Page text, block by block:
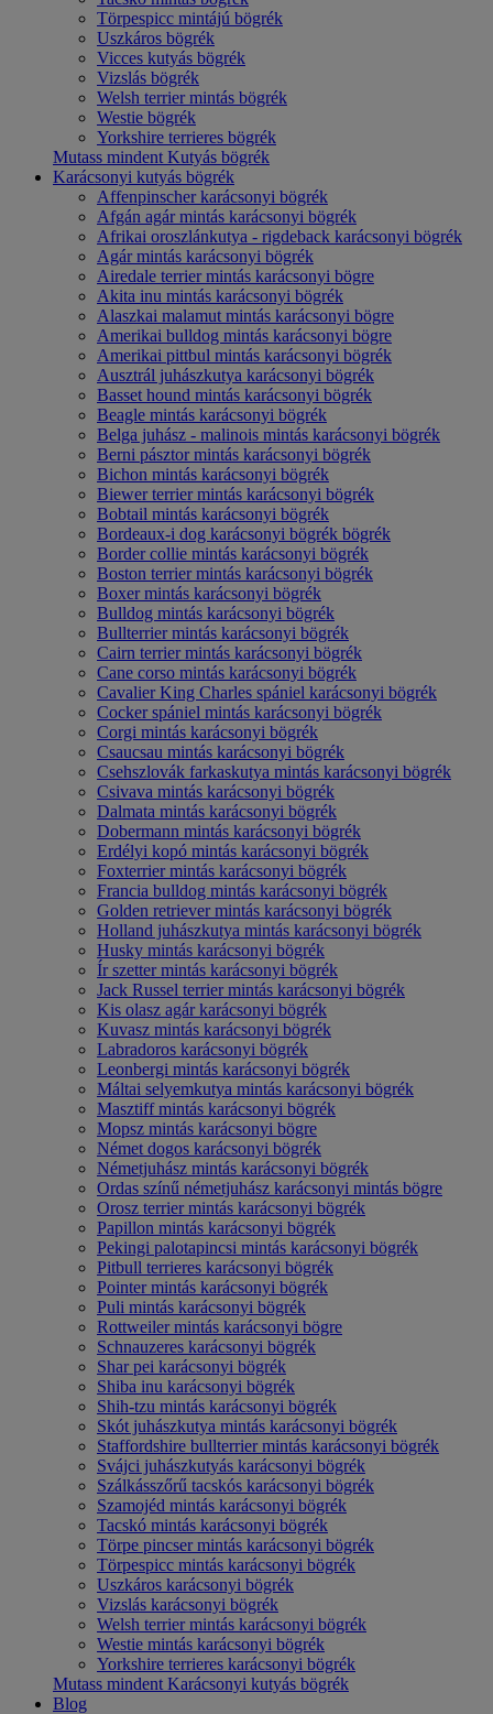
Törpespicc mintájú bögrék
Uszkáros bögrék
Vicces kutyás bögrék
Vizslás bögrék
Welsh terrier mintás bögrék
Westie bögrék
Yorkshire terrieres bögrék
Mutass mindent Kutyás bögrék
Karácsonyi kutyás bögrék
Affenpinscher karácsonyi bögrék
Afgán agár mintás karácsonyi bögrék
Afrikai oroszlánkutya - rigdeback karácsonyi bögrék
Agár mintás karácsonyi bögrék
Airedale terrier mintás karácsonyi bögre
Akita inu mintás karácsonyi bögrék
Alaszkai malamut mintás karácsonyi bögre
Amerikai bulldog mintás karácsonyi bögre
Amerikai pittbul mintás karácsonyi bögrék
Ausztrál juhászkutya karácsonyi bögrék
Basset hound mintás karácsonyi bögrék
Beagle mintás karácsonyi bögrék
Belga juhász - malinois mintás karácsonyi bögrék
Berni pásztor mintás karácsonyi bögrék
Bichon mintás karácsonyi bögrék
Biewer terrier mintás karácsonyi bögrék
Bobtail mintás karácsonyi bögrék
Bordeaux-i dog karácsonyi bögrék bögrék
Border collie mintás karácsonyi bögrék
Boston terrier mintás karácsonyi bögrék
Boxer mintás karácsonyi bögrék
Bulldog mintás karácsonyi bögrék
Bullterrier mintás karácsonyi bögrék
Cairn terrier mintás karácsonyi bögrék
Cane corso mintás karácsonyi bögrék
Cavalier King Charles spániel karácsonyi bögrék
Cocker spániel mintás karácsonyi bögrék
Corgi mintás karácsonyi bögrék
Csaucsau mintás karácsonyi bögrék
Csehszlovák farkaskutya mintás karácsonyi bögrék
Csivava mintás karácsonyi bögrék
Dalmata mintás karácsonyi bögrék
Dobermann mintás karácsonyi bögrék
Erdélyi kopó mintás karácsonyi bögrék
Foxterrier mintás karácsonyi bögrék
Francia bulldog mintás karácsonyi bögrék
Golden retriever mintás karácsonyi bögrék
Holland juhászkutya mintás karácsonyi bögrék
Husky mintás karácsonyi bögrék
Ír szetter mintás karácsonyi bögrék
Jack Russel terrier mintás karácsonyi bögrék
Kis olasz agár karácsonyi bögrék
Kuvasz mintás karácsonyi bögrék
Labradoros karácsonyi bögrék
Leonbergi mintás karácsonyi bögrék
Máltai selyemkutya mintás karácsonyi bögrék
Masztiff mintás karácsonyi bögrék
Mopsz mintás karácsonyi bögre
Német dogos karácsonyi bögrék
Németjuhász mintás karácsonyi bögrék
Ordas színű németjuhász karácsonyi mintás bögre
Orosz terrier mintás karácsonyi bögrék
Papillon mintás karácsonyi bögrék
Pekingi palotapincsi mintás karácsonyi bögrék
Pitbull terrieres karácsonyi bögrék
Pointer mintás karácsonyi bögrék
Puli mintás karácsonyi bögrék
Rottweiler mintás karácsonyi bögre
Schnauzeres karácsonyi bögrék
Shar pei karácsonyi bögrék
Shiba inu karácsonyi bögrék
Shih-tzu mintás karácsonyi bögrék
Skót juhászkutya mintás karácsonyi bögrék
Staffordshire bullterrier mintás karácsonyi bögrék
Svájci juhászkutyás karácsonyi bögrék
Szálkásszőrű tacskós karácsonyi bögrék
Szamojéd mintás karácsonyi bögrék
Tacskó mintás karácsonyi bögrék
Törpe pincser mintás karácsonyi bögrék
Törpespicc mintás karácsonyi bögrék
Uszkáros karácsonyi bögrék
Vizslás karácsonyi bögrék
Welsh terrier mintás karácsonyi bögrék
Westie mintás karácsonyi bögrék
Yorkshire terrieres karácsonyi bögrék
Mutass mindent Karácsonyi kutyás bögrék
Blog